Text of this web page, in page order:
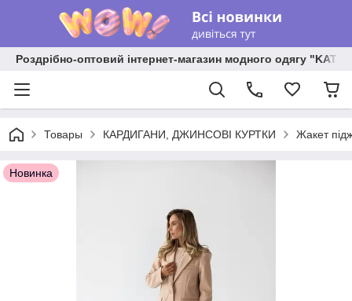
Роздрібно-оптовий інтернет-магазин модного одягу
Товары КАРДИГАНИ, ДЖИНСОВІ КУРТКИ Жакет
Новинка